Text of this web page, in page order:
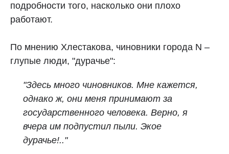
подробности того, насколько они плохо
работают.
По мнению Хлестакова, чиновники города N –
глупые люди, "дурачье":
"Здесь много чиновников. Мне кажется,
однако ж, они меня принимают за
государственного человека. Верно, я
вчера им подпустил пыли. Экое
дурачье!.."